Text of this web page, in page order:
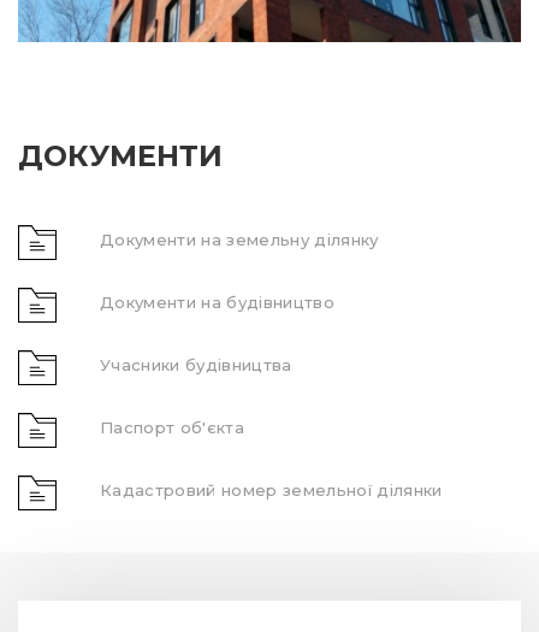
ДОКУМЕНТИ
Документи на земельну ділянку
Документи на будівництво
Учасники будівництва
Паспорт об'єкта
Кадастровий номер земельної ділянки